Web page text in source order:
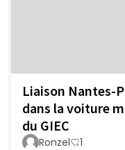
Liaison Nantes-
dans la voiture
du GIEC
Ronzel 1